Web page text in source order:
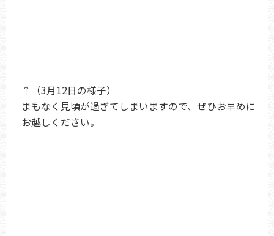
↑（3月12日の様子）
まもなく見頃が過ぎてしまいますので、ぜひお早めに
お越しください。